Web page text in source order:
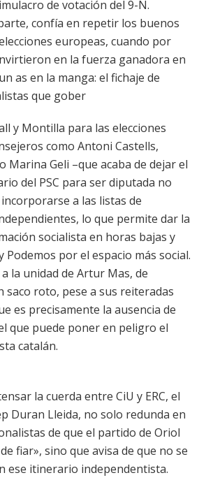
de votación del 9-N.
confía en repetir los buenos
europeas, cuando por
en la fuerza ganadora en
as en la manga: el fichaje de
que gober
y Montilla para las elecciones
como Antoni Castells,
Geli –que acaba de dejar el
del PSC para ser diputada no
a las listas de
lo que permite dar la
socialista en horas bajas y
Podemos por el espacio más social.
la unidad de Artur Mas, de
saco roto, pese a sus reiteradas
es precisamente la ausencia de
que puede poner en peligro el
catalán.
la cuerda entre CiU y ERC, el
Duran Lleida, no solo redunda en
de que el partido de Oriol
fiar», sino que avisa de que no se
ese itinerario independentista.